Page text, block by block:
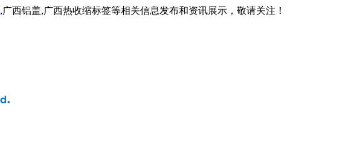
,广西铝盖,广西热收缩标签等相关信息发布和资讯展示，敬请关注！